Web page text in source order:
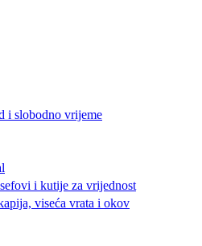
i slobodno vrijeme
i kutije za vrijednost
viseća vrata i okov